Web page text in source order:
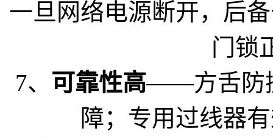
一旦网络电源断开，后
门锁
7、 可靠性高——方舌防
障；专用过线器